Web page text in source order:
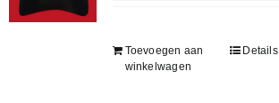
Toevoegen aan
winkelwagen
Details